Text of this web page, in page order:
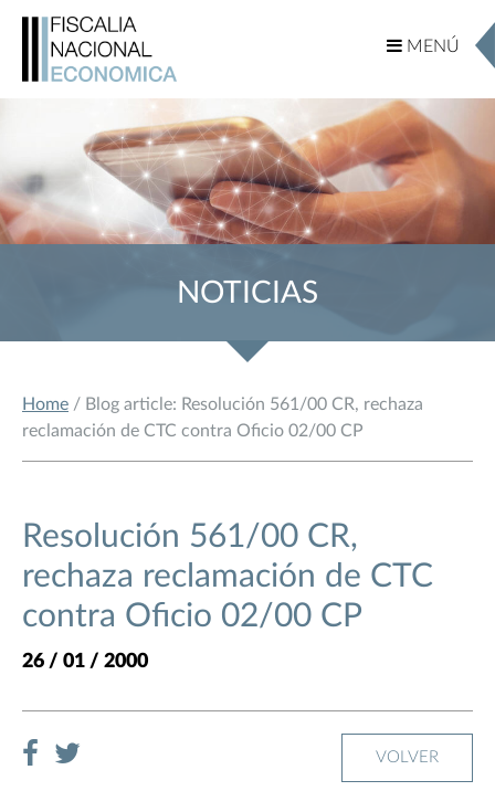
MENÚ
MENÚ
NOTICIAS
Home / Blog article: Resolución 561/00 CR, rechaza
reclamación de CTC contra Oficio 02/00 CP
Resolución 561/00 CR,
rechaza reclamación de CTC
contra Oficio 02/00 CP
26 / 01 / 2000
VOLVER